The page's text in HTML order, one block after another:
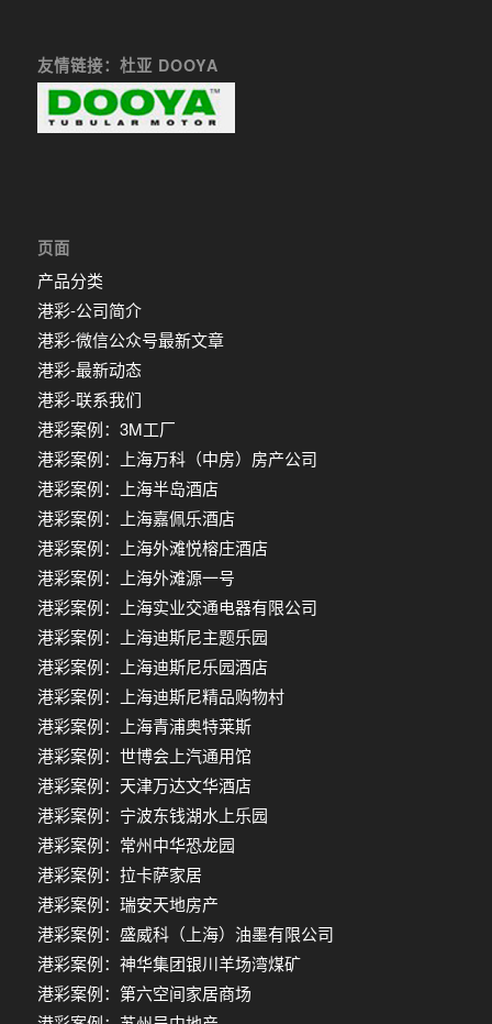
友情链接：杜亚 DOOYA
页面
产品分类
港彩-公司简介
港彩-微信公众号最新文章
港彩-最新动态
港彩-联系我们
港彩案例：3M工厂
港彩案例：上海万科（中房）房产公司
港彩案例：上海半岛酒店
港彩案例：上海嘉佩乐酒店
港彩案例：上海外滩悦榕庄酒店
港彩案例：上海外滩源一号
港彩案例：上海实业交通电器有限公司
港彩案例：上海迪斯尼主题乐园
港彩案例：上海迪斯尼乐园酒店
港彩案例：上海迪斯尼精品购物村
港彩案例：上海青浦奥特莱斯
港彩案例：世博会上汽通用馆
港彩案例：天津万达文华酒店
港彩案例：宁波东钱湖水上乐园
港彩案例：常州中华恐龙园
港彩案例：拉卡萨家居
港彩案例：瑞安天地房产
港彩案例：盛威科（上海）油墨有限公司
港彩案例：神华集团银川羊场湾煤矿
港彩案例：第六空间家居商场